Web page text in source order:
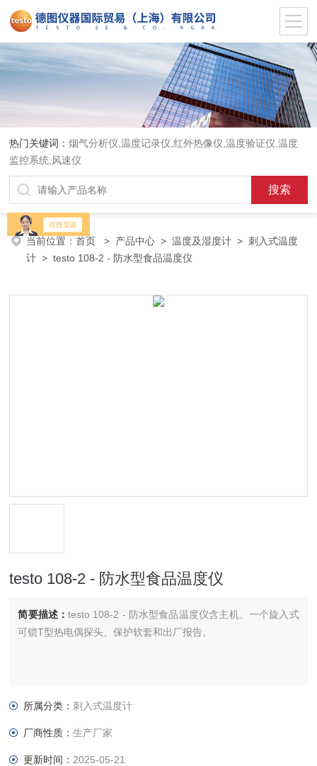
热门关键词：烟气分析仪,温度记录仪,红外热像仪,温度验证仪,温度
监控系统,风速仪
当前位置：首页 > 产品中心 >温度及湿度计 >刺入式温度
计 > testo 108-2 - 防水型食品温度仪
testo 108-2 - 防水型食品温度仪
简要描述：testo 108-2 - 防水型食品温度仪含主机、一个旋入式
可锁T型热电偶探头、保护软套和出厂报告。
所属分类：刺入式温度计
厂商性质：生产厂家
更新时间： 2025-05-21